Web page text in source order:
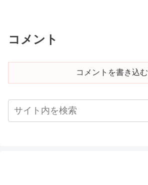
コメント
コメントを書き込む